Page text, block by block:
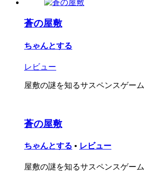
蒼の屋敷
ちゃんとする
レビュー
屋敷の謎を知るサスペンスゲーム
蒼の屋敷
ちゃんとする • レビュー
屋敷の謎を知るサスペンスゲーム